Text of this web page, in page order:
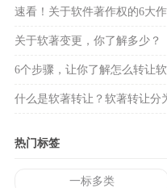
速看！关于软件著作权的6大作
关于软著变更，你了解多少？
6个步骤，让你了解怎么转让软
什么是软著转让？软著转让分
热门标签
一标多类